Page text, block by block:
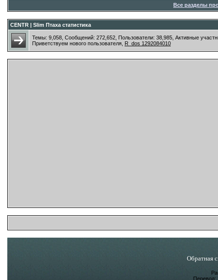
Все разделы
CENTR | Slim Птаха статистика
Темы: 9,058, Сообщений: 272,652, Пользователи: 38,985, Активные
Приветствуем нового пользователя, R_dos 1292084010
Обратная
Перевод: